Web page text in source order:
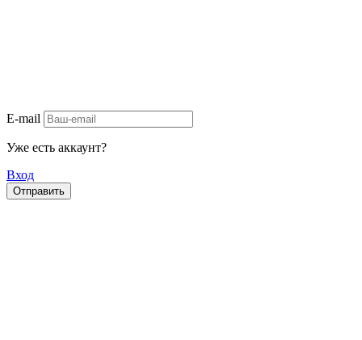
E-mail
Уже есть аккаунт?
Вход
Отправить